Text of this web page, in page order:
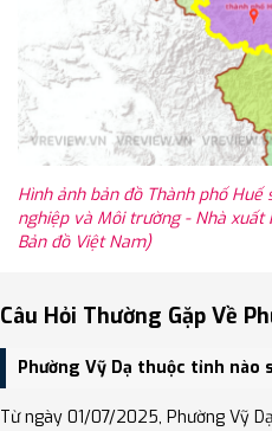
Hình ảnh bản đồ Thành phố Huế
nghiệp và Môi trường - Nhà
Bản đồ Việt Nam)
Câu Hỏi Thường Gặp Về
Phường Vỹ Dạ thuộc tỉnh nào
Từ ngày 01/07/2025, Phường Vỹ